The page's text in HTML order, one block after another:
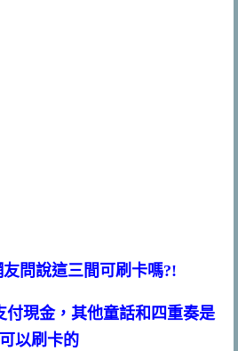
問說這三間可刷卡嗎?!
付現金，其他童話和四重奏是
可以刷卡的